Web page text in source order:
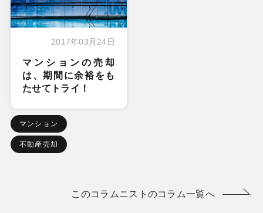
2017年03月24日
マンションの売却
は、期間に余裕をも
たせてトライ！
マンション
不動産売却
このコラムニストのコラム一覧へ